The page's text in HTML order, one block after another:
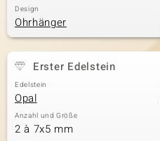
Design
Ohrhänger
Erster Edelstein
Edelstein
Opal
Anzahl und Größe
2 à 7x5 mm